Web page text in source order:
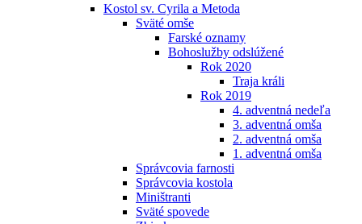
Kostol sv. Cyrila a Metoda
Sväté omše
Farské oznamy
Bohoslužby odslúžené
Rok 2020
Traja králi
Rok 2019
4. adventná nedeľa
3. adventná omša
2. adventná omša
1. adventná omša
Správcovia farnosti
Správcovia kostola
Miništranti
Sväté spovede